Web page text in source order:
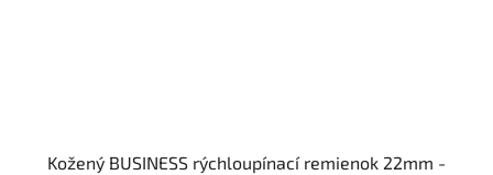
Kožený BUSINESS rýchloupínací remienok 22mm -